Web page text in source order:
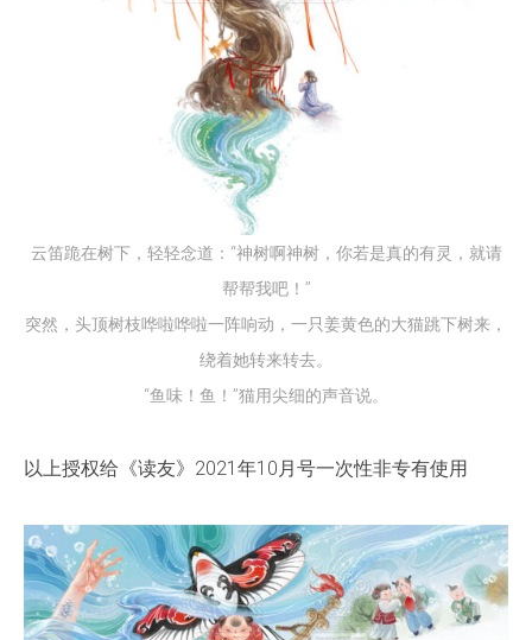
云笛跪在树下，轻轻念道：“神树啊神树，你若是真的有灵，就请
帮帮我吧！”
突然，头顶树枝哗啦哗啦一阵响动，一只姜黄色的大猫跳下树来，
绕着她转来转去。
“鱼味！鱼！”猫用尖细的声音说。
以上授权给《读友》2021年10月号一次性非专有使用